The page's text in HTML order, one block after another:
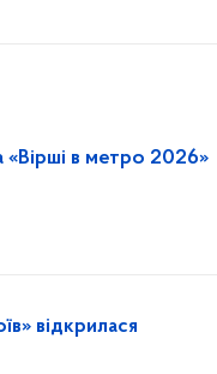
«Вірші в метро 2026»
відкрилася